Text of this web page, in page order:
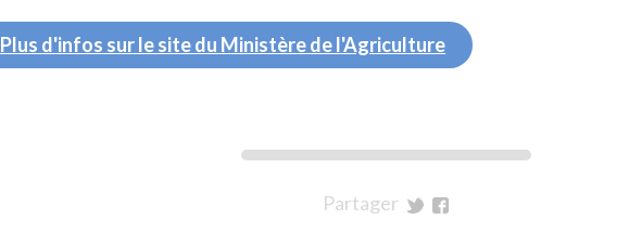
Plus d'infos sur le site du Ministère de l'Agriculture
Partager